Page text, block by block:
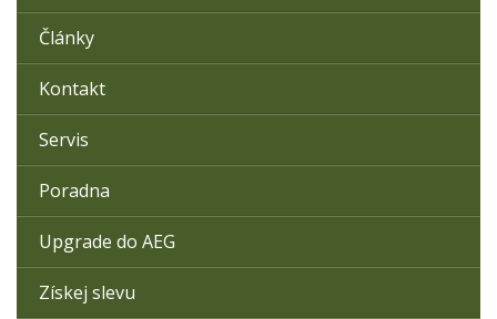
Články
Kontakt
Servis
Poradna
Upgrade do AEG
Získej slevu